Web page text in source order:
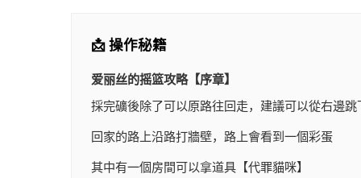
📩 操作秘籍
爱丽丝的摇篮攻略【序章】
採完礦後除了可以原路往回走，建議可以從右邊跳
回家的路上沿路打牆壁，路上會看到一個彩蛋
其中有一個房間可以拿道具【代罪貓咪】